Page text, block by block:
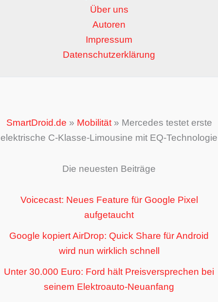
Über uns
Autoren
Impressum
Datenschutzerklärung
SmartDroid.de » Mobilität» Mercedes testet erste
elektrische C-Klasse-Limousine mit EQ-Technologie
Die neuesten Beiträge
Voicecast: Neues Feature für Google Pixel
aufgetaucht
Google kopiert AirDrop: Quick Share für Android
wird nun wirklich schnell
Unter 30.000 Euro: Ford hält Preisversprechen bei
seinem Elektroauto-Neuanfang